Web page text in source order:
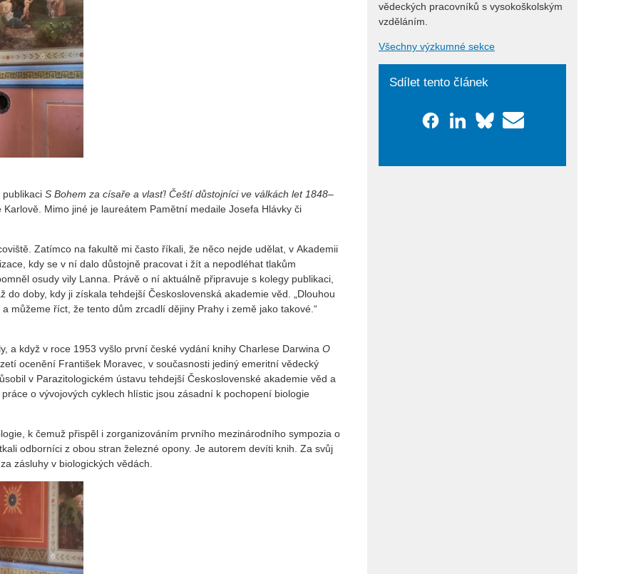
publikaci S Bohem za císaře a vlasť! Čeští důstojníci ve válkách let 1848–
Mimo jiné je laureátem Pamětní medaile Josefa Hlávky či
Zatímco na fakultě mi často říkali, že něco nejde udělat, v Akademii
kdy se v ní dalo důstojně pracovat i žít a nepodléhat tlakům
osudy vily Lanna. Právě o ní aktuálně připravuje s kolegy publikaci,
doby, kdy ji získala tehdejší Československá akademie věd. „Dlouhou
můžeme říct, že tento dům zrcadlí dějiny Prahy i země jako takové.“
a když v roce 1953 vyšlo první české vydání knihy Charlese Darwina O
ocenění František Moravec, v současnosti jediný emeritní vědecký
v Parazitologickém ústavu tehdejší Československé akademie věd a
o vývojových cyklech hlístic jsou zásadní k pochopení biologie
k čemuž přispěl i zorganizováním prvního mezinárodního sympozia o
odborníci z obou stran železné opony. Je autorem devíti knih. Za svůj
zásluhy v biologických vědách.
vědeckých pracovníků s vysokoškolským
vzděláním.
Všechny výzkumné sekce
Sdílet tento článek